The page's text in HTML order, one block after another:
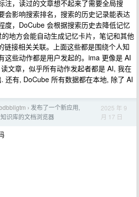
注，读过的文章想不起来了需要全局搜
会影响搜索排名，搜索的历史记录能表达
度，DoCube 会根据搜索历史去降低记忆
地方会能自动生成记忆卡片，笔记和其他
链接相关关联。上面这些都是围绕个人知
这些动作都是用户发起的。ima 更像是 AI
文章，似乎所有动作发起者都是 AI, 我在
还有, DoCube 所有数据都在本地, 除了 AI
› 发布了一个新应用,
识库的文档浏览器
2025 年 9
月 17 日